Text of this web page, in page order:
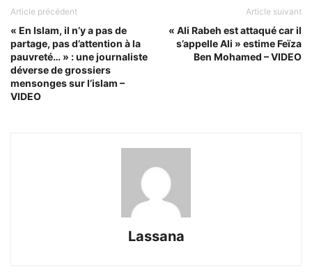
Article précédent
« En Islam, il n’y a pas de
partage, pas d’attention à la
pauvreté… » : une journaliste
déverse de grossiers
mensonges sur l’islam –
VIDEO
Article suivant
« Ali Rabeh est attaqué car il
s’appelle Ali » estime Feïza
Ben Mohamed – VIDEO
Lassana